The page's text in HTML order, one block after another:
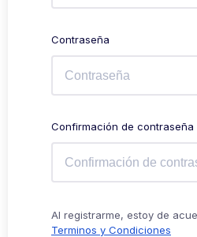
Contraseña
Confirmación de contraseña
Al registrarme, estoy de
Terminos y Condiciones